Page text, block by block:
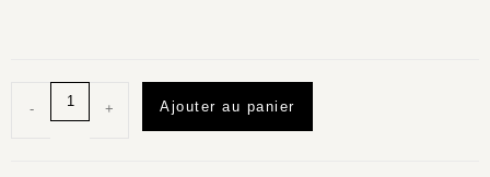
- + Ajouter au panier